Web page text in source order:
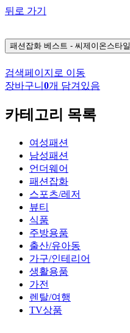
뒤로 가기
패션잡화 베스트 - 씨제이온스타일
검색페이지로 이동
장바구니 0개 담겨있음
카테고리 목록
여성패션
남성패션
언더웨어
패션잡화
스포츠/레저
뷰티
식품
주방용품
출산/유아동
가구/인테리어
생활용품
가전
렌탈/여행
TV상품